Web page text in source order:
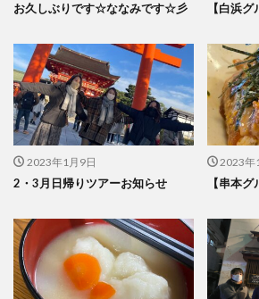
お久しぶりです☆ななみです☆彡 【白浜
2023年1月9日
2・3月日帰りツアーお知らせ
2023年
【串本